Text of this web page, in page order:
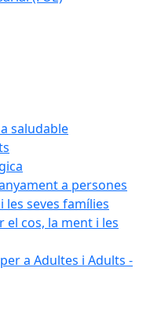
saludable
a persones
les seves famílies
el cos, la ment i les
a Adultes i Adults -